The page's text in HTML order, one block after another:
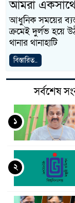
আমরা একসাথে
আধুনিক সময়ের
ক্রমেই দুর্লভ হয়ে
থানার থানাহাটি
বিস্তারিত..
সর্বশেষ
১
২